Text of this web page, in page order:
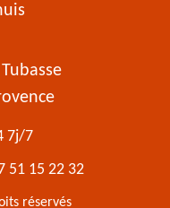
7j/7
51 15 22 32
réservés